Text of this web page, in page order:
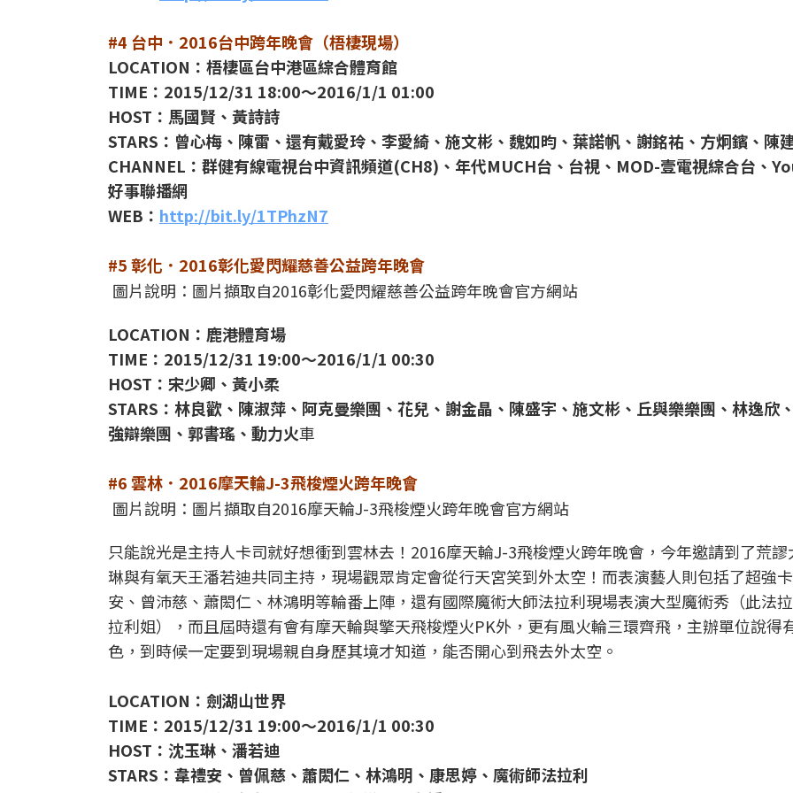
#4 台中．2016台中跨年晚會（梧棲現場）
LOCATION：梧棲區台中港區綜合體育館
TIME：2015/12/31 18:00～2016/1/1 01:00
HOST：馬國賢、黃詩詩
STARS：曾心梅、陳雷、還有戴愛玲、李愛綺、施文彬、魏如昀、葉諾帆、謝銘祐、方炯鑌、陳
CHANNEL：群健有線電視台中資訊頻道(CH8)、年代MUCH台、台視、MOD-壹電視綜合台、
好事聯播網
WEB： http://bit.ly/1TPhzN7
#5 彰化．2016彰化愛閃耀慈善公益跨年晚會
圖片說明：圖片擷取自2016彰化愛閃耀慈善公益跨年晚會官方網站
LOCATION：鹿港體育場
TIME：2015/12/31 19:00～2016/1/1 00:30
HOST：宋少卿、黃小柔
STARS：林良歡、陳淑萍、阿克曼樂團、花兒、謝金晶、陳盛宇、施文彬、丘與樂樂團、林逸欣
強辯樂團、郭書瑤、動力火車
#6 雲林．2016摩天輪J-3飛梭煙火跨年晚會
圖片說明：圖片擷取自2016摩天輪J-3飛梭煙火跨年晚會官方網站
只能說光是主持人卡司就好想衝到雲林去！2016摩天輪J-3飛梭煙火跨年晚會，今年邀請到了荒謬
琳與有氧天王潘若迪共同主持，現場觀眾肯定會從行天宮笑到外太空！而表演藝人則包括了超強
安、曾沛慈、蕭閎仁、林鴻明等輪番上陣，還有國際魔術大師法拉利現場表演大型魔術秀（此法
拉利姐），而且屆時還有會有摩天輪與擎天飛梭煙火PK外，更有風火輪三環齊飛，主辦單位說得
色，到時候一定要到現場親自身歷其境才知道，能否開心到飛去外太空。
LOCATION：劍湖山世界
TIME：2015/12/31 19:00～2016/1/1 00:30
HOST：沈玉琳、潘若迪
STARS：韋禮安、曾佩慈、蕭閎仁、林鴻明、康思婷、魔術師法拉利